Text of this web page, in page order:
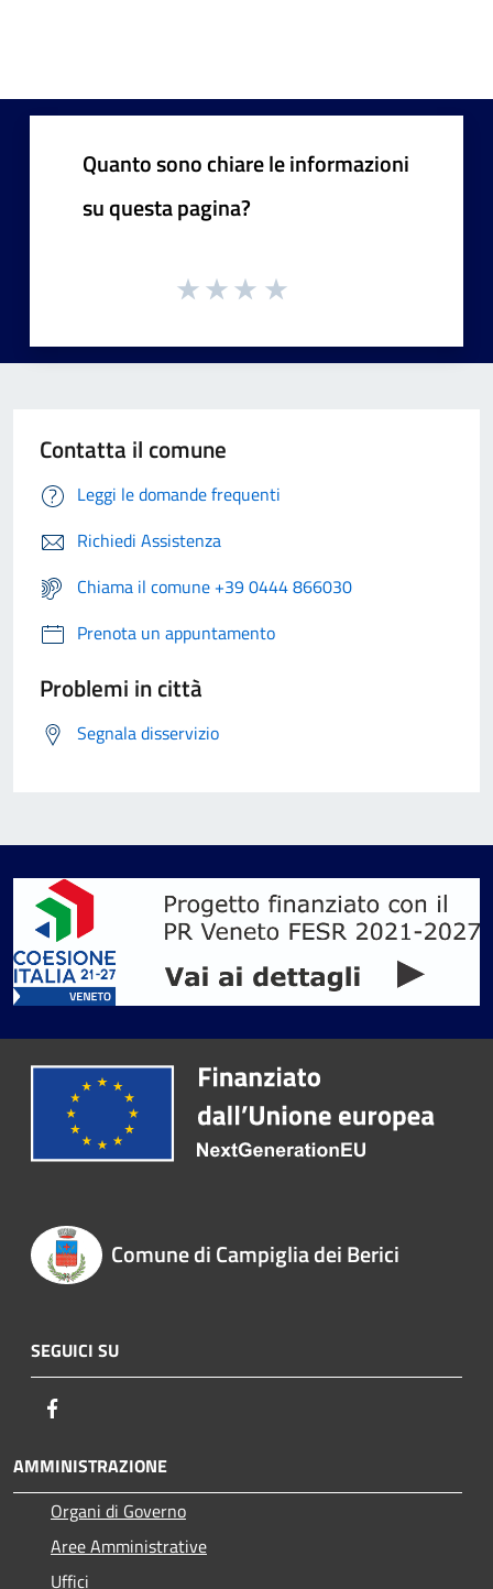
Quanto sono chiare le informazioni
su questa pagina?
Contatta il comune
Leggi le domande frequenti
Richiedi Assistenza
Chiama il comune +39 0444 866030
Prenota un appuntamento
Problemi in città
Segnala disservizio
Comune di Campiglia dei Berici
SEGUICI SU
AMMINISTRAZIONE
Organi di Governo
Aree Amministrative
Uffici